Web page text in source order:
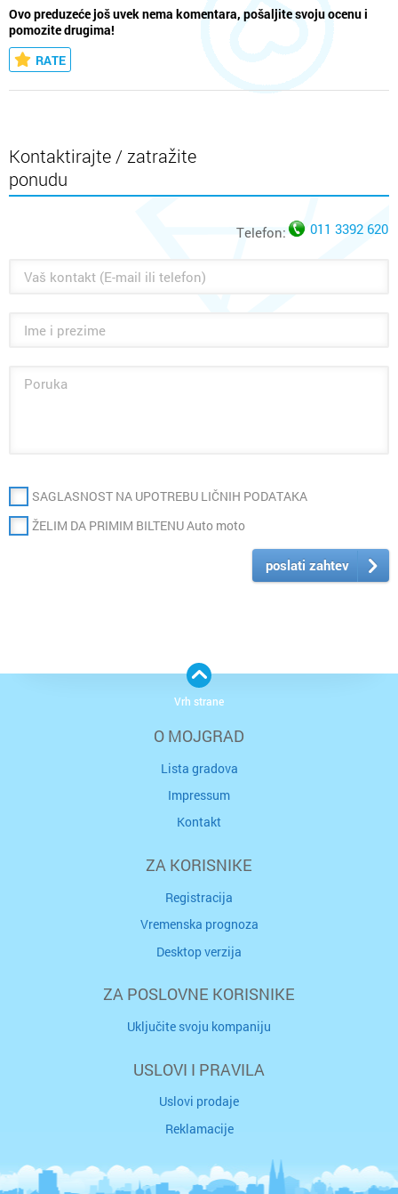
Ovo preduzeće još uvek nema komentara, pošaljite svoju ocenu i
pomozite drugima!
RATE
Kontaktirajte / zatražite
ponudu
Telefon: 011 3392 620
SAGLASNOST NA UPOTREBU LIČNIH PODATAKA
ŽELIM DA PRIMIM BILTENU Auto moto
poslati zahtev
O MOJGRAD
Lista gradova
Impressum
Kontakt
ZA KORISNIKE
Registracija
Vremenska prognoza
Desktop verzija
ZA POSLOVNE KORISNIKE
Uključite svoju kompaniju
USLOVI I PRAVILA
Uslovi prodaje
Reklamacije
Vrh strane